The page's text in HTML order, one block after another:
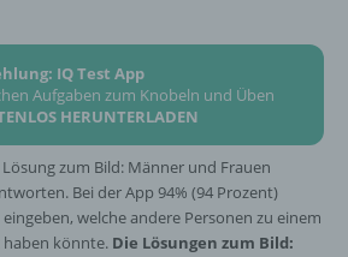
IQ Test App
Aufgaben zum Knobeln und Üben
HERUNTERLADEN
zum Bild: Männer und Frauen
Bei der App 94% (94 Prozent)
welche andere Personen zu einem
könnte. Die Lösungen zum Bild: